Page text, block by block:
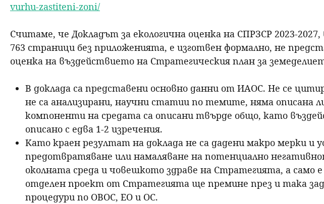
vurhu-zastiteni-zoni/
Считаме, че Докладът за екологична оценка на СПРЗСР 2023-
763 страници без приложенията, е изготвен формално, не
оценка на въздействието на Стратегическия план за
В доклада са представени основно данни от ИАОС. Не се
не са анализирани, научни статии по темите, няма описана
компоненти на средата са описани твърде общо, като
описано с едва 1-2 изречения.
Като краен резултат на доклада не са дадени макро мерки и
предотвратяване или намаляване на потенциално
околната среда и човешкото здраве на Стратегията, а само е
отделен проект от Стратегията ще премине през и така
процедури по ОВОС, ЕО и ОС.